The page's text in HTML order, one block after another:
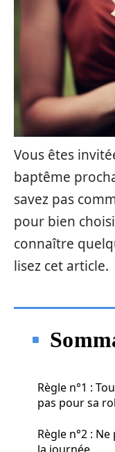
Vous êtes
baptême
savez pas
pour bien
connaître
lisez cet article.
Règle n°1 :
pas pour sa
Règle n°2 :
la journée